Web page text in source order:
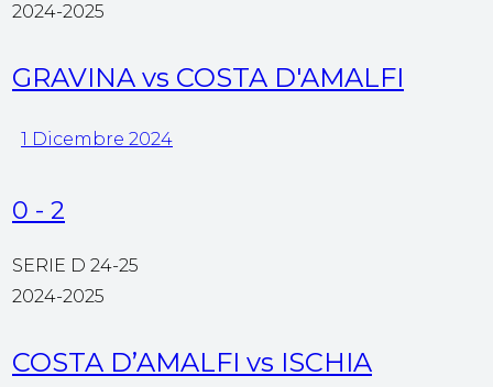
2024-2025
GRAVINA vs COSTA D'AMALFI
1 Dicembre 2024
0 - 2
SERIE D 24-25
2024-2025
COSTA D’AMALFI vs ISCHIA